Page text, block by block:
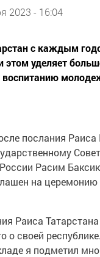
2023 - 16:04
с каждым
этом уделяет
воспитанию
послания Раиса
Расим
на церемонию
Раиса
о своей
я подметил